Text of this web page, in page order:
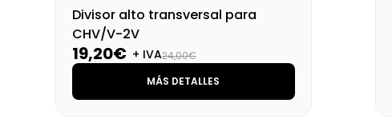
Divisor alto transversal para
CHV/V-2V
19,20€ + IVA24,00€
MÁS DETALLES